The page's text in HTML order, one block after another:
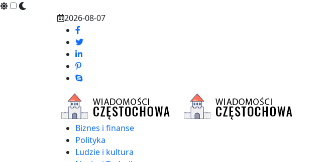
2026-08-07
Biznes i finanse
Polityka
Ludzie i kultura